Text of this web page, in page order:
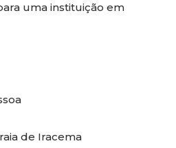
uma instituição em
de Iracema